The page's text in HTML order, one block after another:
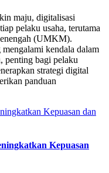
maju, digitalisasi
pelaku usaha, terutama
(UMKM).
kendala dalam
penting bagi pelaku
strategi digital
panduan
Kepuasan